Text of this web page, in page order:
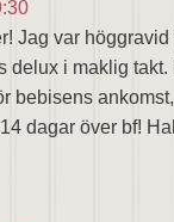
Jag var
delux i maklig
bebisens
dagar över bf!